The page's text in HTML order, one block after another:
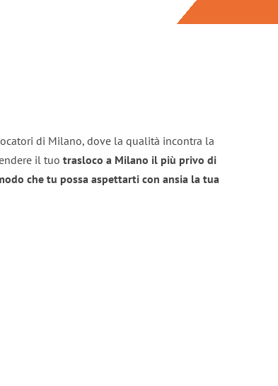
di Milano, dove la qualità incontra la
il tuo trasloco a Milano il più privo di
che tu possa aspettarti con ansia la tua